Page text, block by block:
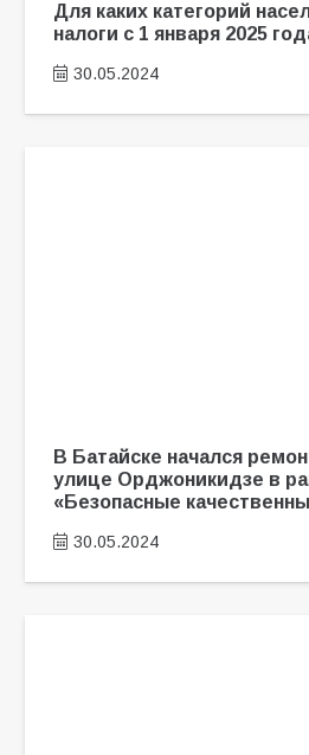
Для каких категорий
налоги с 1 января 2025
30.05.2024
В Батайске начался
улице Орджоникидзе в
«Безопасные
30.05.2024